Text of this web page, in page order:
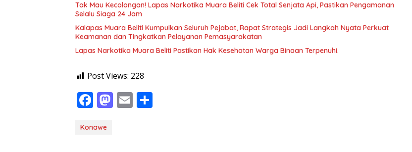
Tak Mau Kecolongan! Lapas Narkotika Muara Beliti Cek Total Senjata Api, Pastikan Pengamanan
Selalu Siaga 24 Jam
Kalapas Muara Beliti Kumpulkan Seluruh Pejabat, Rapat Strategis Jadi Langkah Nyata Perkuat
Keamanan dan Tingkatkan Pelayanan Pemasyarakatan
Lapas Narkotika Muara Beliti Pastikan Hak Kesehatan Warga Binaan Terpenuhi.
Post Views: 228
F
e
M E
Konawe